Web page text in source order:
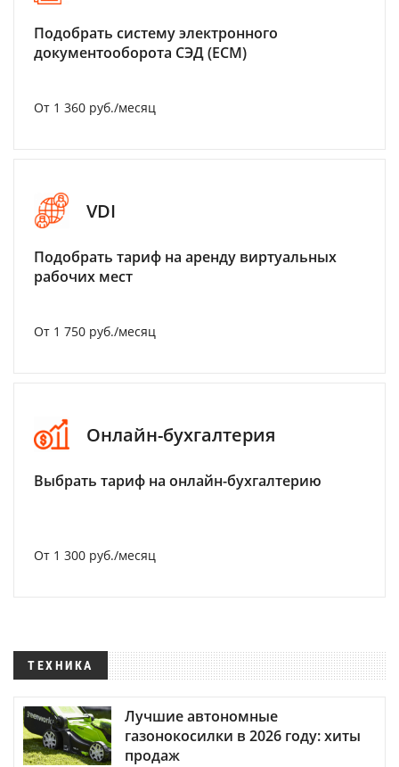
Подобрать систему электронного
документооборота СЭД (ECM)
От 1 360 руб./месяц
VDI
Подобрать тариф на аренду виртуальных
рабочих мест
От 1 750 руб./месяц
Онлайн-бухгалтерия
Выбрать тариф на онлайн-бухгалтерию
От 1 300 руб./месяц
ТЕХНИКА
Лучшие автономные
газонокосилки в 2026 году: хиты
продаж